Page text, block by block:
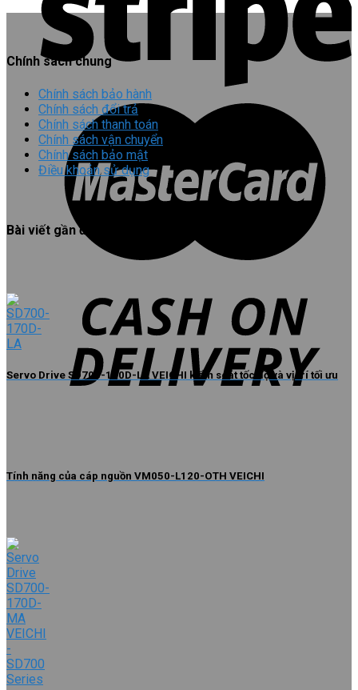
Chính sách chung
Chính sách bảo hành
Chính sách đổi trả
Chính sách thanh toán
Chính sách vận chuyển
Chính sách bảo mật
Điều khoản sử dụng
Bài viết gần đây
Servo Drive SD700-170D-LA VEICHI kiểm soát tốc độ và vị trí tối ưu
Tính năng của cáp nguồn VM050-L120-OTH VEICHI